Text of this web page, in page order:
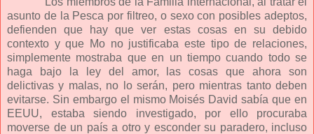
asunto de la Pesca por filtreo, o sexo con posibles adeptos,
defienden que hay que ver estas cosas en su debido
contexto y que Mo no justificaba este tipo de relaciones,
simplemente mostraba que en un tiempo cuando todo se
haga bajo la ley del amor, las cosas que ahora son
delictivas y malas, no lo serán, pero mientras tanto deben
evitarse. Sin embargo el mismo Moisés David sabía que en
EEUU, estaba siendo investigado, por ello procuraba
moverse de un país a otro y esconder su paradero, incluso